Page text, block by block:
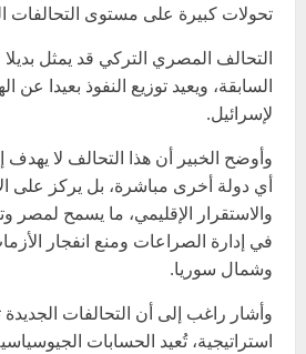
تحولات كبيرة على مستوى التحالفات
التحالف المصري التركي قد يمثل بديلا
السابقة، ويعيد توزيع النفوذ بعيدا عن
لإسرائيل.
وأوضح الخبير أن هذا التحالف لا يهدف
أي دولة أخرى مباشرة، بل يركز على
والاستقرار الإقليمي، ما يسمح لمصر
في إدارة الصراعات ومنع انفجار
وشمال سوريا.
وأشار راغب إلى أن التحالفات
استراتيجية، تُعيد الحسابات